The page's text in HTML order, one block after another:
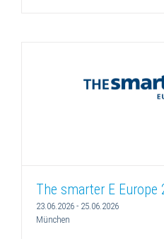
The smarter E Europe
23.06.2026 - 25.06.2026
München